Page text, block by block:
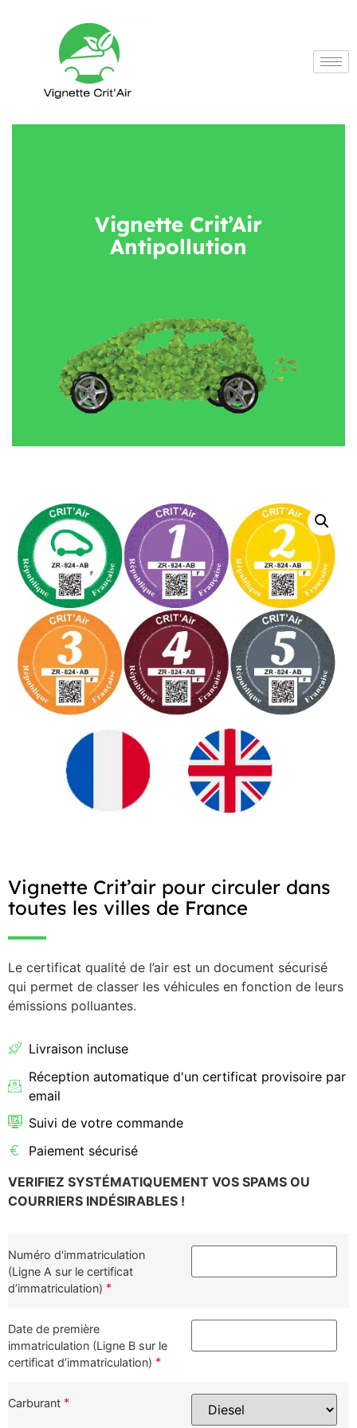
Vignette Crit’Air
Antipollution
Vignette Crit’air pour circuler dans
toutes les villes de France
Le certificat qualité de l’air est un document sécurisé
qui permet de classer les véhicules en fonction de leurs
émissions polluantes.
Livraison incluse
Réception automatique d'un certificat provisoire par
email
Suivi de votre commande
Paiement sécurisé
VERIFIEZ SYSTÉMATIQUEMENT VOS SPAMS OU
COURRIERS INDÉSIRABLES !
Numéro d'immatriculation
(Ligne A sur le certificat
d’immatriculation) *
Date de première
immatriculation (Ligne B sur le
certificat d’immatriculation) *
Carburant *